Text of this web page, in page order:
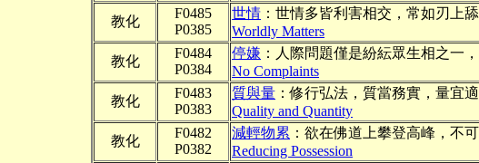
教化
F0485
P0385
世情 ：世情多皆利害相交，常如刃上舔
Worldly Matters
教化
F0484
P0384
停嫌 ：人際問題僅是紛紜眾生相之一
No Complaints
教化
F0483
P0383
質與量 ：修行弘法，質當務實，量宜適
Quality and Quantity
教化
F0482
P0382
減輕物累 ：欲在佛道上攀登高峰，不
Reducing Possession